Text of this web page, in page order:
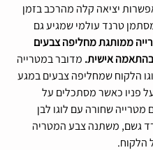
יציאה קלה מהרכב בזמן
טרנד עולמי שמגיע גם
ממותגת מחליפה צבעים
אישית. מדובר במטרייה
הלקוח שמחליפה צבעים במגע
פניו כאשר מסתכלים על
מטרייה שחורה עם לוגו לבן
גשם, משתנה צבע המטריה
הלקוח.